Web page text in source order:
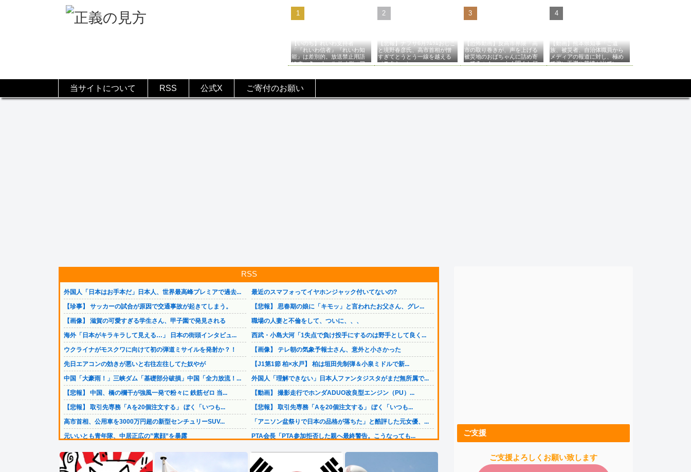
【いのち】れいわ支持者
「『れいわ信者』『れいわ知
能』は差別的。放送禁止用語
にすべき。オールドメディア
【悲報】ナフサ6月ﾂﾑﾂﾑおじこ
と境野春彦氏、高市首相が憎
すぎてとうとう一線を越える
（スクショ）
【恐怖動画】反高市界隈「高
市の取り巻きが、声を上げる
被災地のおばちゃんに詰め寄
ってるぅ！」→よく聞くと何
【動画】熊本県知事「ご遺
族、被災者、自治体職員から
メディアの報道に対し、極め
て強い不満や苦情が出てい
当サイトについて RSS 公式X ご寄付のお願い
RSS
外国人「日本はお手本だ」日本人、世界最高峰プレミアで過去...
【珍事】 サッカーの試合が原因で交通事故が起きてしまう。
【画像】 滋賀の可愛すぎる学生さん、甲子園で発見される
海外「日本がキラキラして見える…」 日本の街頭インタビュ...
ウクライナがモスクワに向けて初の弾道ミサイルを発射か？！
先日エアコンの効きが悪いと右往左往してた奴やが
中国「大豪雨！」三峡ダム「基礎部分破損」中国「全力放流！...
【悲報】 中国、橋の欄干が強風一発で粉々に 鉄筋ゼロ 当...
【悲報】 取引先専務「Aを20個注文する」 ぼく「いつも...
高市首相、公用車を3000万円超の新型センチュリーSUV...
元いいとも青年隊、中居正広の”素顔”を暴露
【悲報】イギリスさん、国民食を子どもに食わせるのを諦める...
【愛知】溺れかけた小学生の息子を助けようと…40歳父親が...
最近のスマフォってイヤホンジャック付いてないの?
【悲報】 思春期の娘に「キモッ」と言われたお父さん、グレ...
職場の人妻と不倫をして、ついに、、、
西武・小島大河「1失点で負け投手にするのは野手として良く...
【画像】 テレ朝の気象予報士さん、意外と小さかった
【J1第1節 柏×水戸】 柏は垣田先制弾＆小泉ミドルで新...
外国人「理解できない」日本人ファンタジスタがまだ無所属で...
【動画】 撮影走行でホンダADUO改良型エンジン（PU）...
【悲報】 取引先専務「Aを20個注文する」 ぼく「いつも...
「アニソン盆祭りで日本の品格が落ちた」と酷評した元女優、...
PTA会長「PTA参加拒否した親へ最終警告。こうなっても...
【8/22開催】 「琵琶湖三市同時花火大会」、各市公式「...
【画像】 キャミイの18万円の最新フィギュア、ガチで作り...
ご支援
ご支援よろしくお願い致します